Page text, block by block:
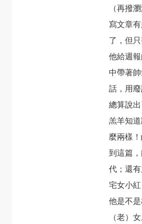
（再撥
寫文章
了，但
他給週
中帶著
話，用
總算說
羔羊知
麼兩樣
到這篇
代；還
宅女小
他是不
（老）